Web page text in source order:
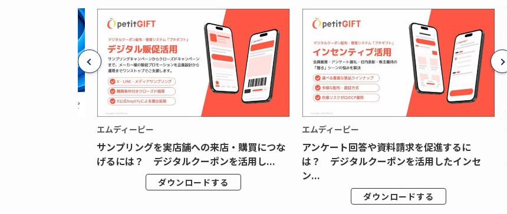
エムディーピー
サンプリングを実店舗への来店・購買につな
げるには？ デジタルクーポンを活用し...
ダウンロードする
エムディーピー
アンケート回答や資料請求を促進するに
は？ デジタルクーポンを活用したインセ
ン...
ダウンロードする